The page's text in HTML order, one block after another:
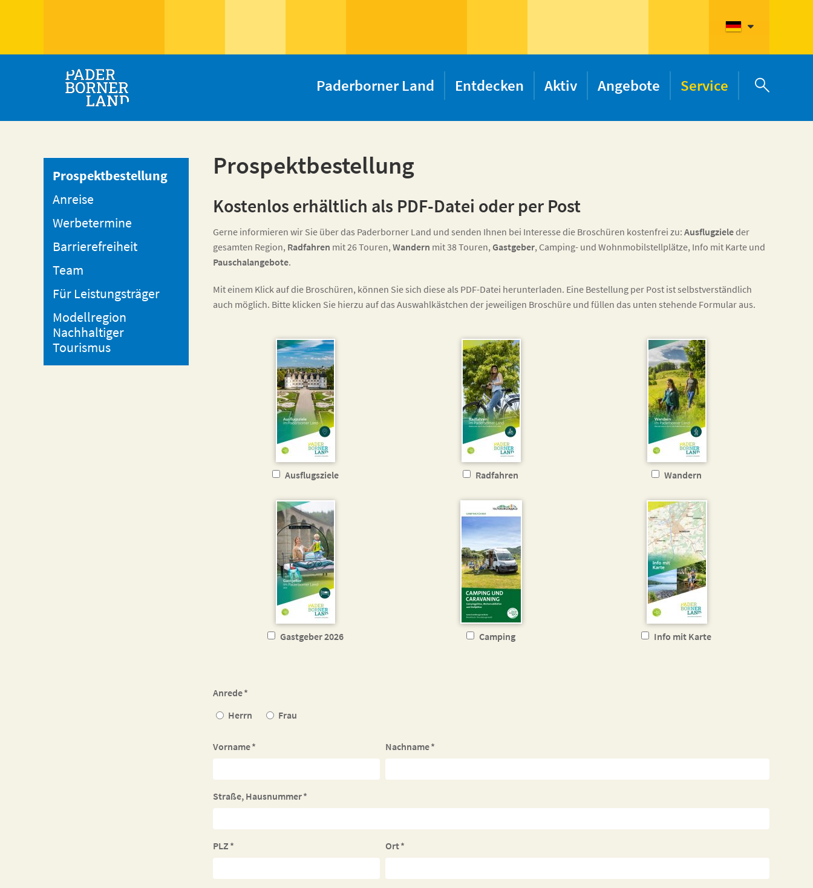

Paderborner Land Entdecken Aktiv Angebote Service
Prospektbestellung
Anreise
Werbetermine
Barrierefreiheit
Team
Für Leistungsträger
Modellregion
Nachhaltiger
Tourismus
Prospektbestellung
Kostenlos erhältlich als PDF-Datei oder per Post
Gerne informieren wir Sie über das Paderborner Land und senden Ihnen bei Interesse die Broschüren kostenfrei zu: Ausflugzieleder
gesamten Region, Radfahren mit 26 Touren, Wandern mit 38 Touren, Gastgeber, Camping- und Wohnmobilstellplätze, Info mit Karte und
Pauschalangebote.
Mit einem Klick auf die Broschüren, können Sie sich diese als PDF-Datei herunterladen. Eine Bestellung per Post ist selbstverständlich
auch möglich. Bitte klicken Sie hierzu auf das Auswahlkästchen der jeweiligen Broschüre und füllen das unten stehende Formular aus.
Ausflugsziele Radfahren Wandern
Gastgeber 2026 Camping Info mit Karte
Anrede*
Herrn
Frau
Vorname* Nachname*
Straße, Hausnummer*
PLZ * Ort*